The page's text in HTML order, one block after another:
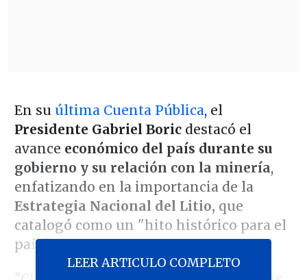
En su última Cuenta Pública, el
Presidente Gabriel Boricdestacó el
avance económico del país durante su
gobierno y su relación con la minería,
enfatizando en la importancia de la
Estrategia Nacional del Litio, que
catalogó como un "hito histórico para el
país".
LEER ARTICULO COMPLETO